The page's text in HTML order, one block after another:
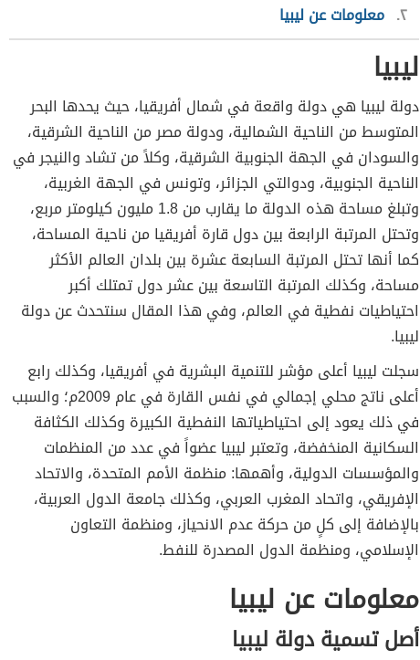
٢ معلومات عن ليبيا
ليبيا
دولة ليبيا هي دولة واقعة في شمال أفريقيا، حيث يحدها البحر
المتوسط من الناحية الشمالية، ودولة مصر من الناحية الشرقية،
والسودان في الجهة الجنوبية الشرقية، وكلاً من تشاد والنيجر في
الناحية الجنوبية، ودوالتي الجزائر، وتونس في الجهة الغربية،
وتبلغ مساحة هذه الدولة ما يقارب من 1.8 مليون كيلومتر مربع،
وتحتل المرتبة الرابعة بين دول قارة أفريقيا من ناحية المساحة،
كما أنها تحتل المرتبة السابعة عشرة بين بلدان العالم الأكثر
مساحة، وكذلك المرتبة التاسعة بين عشر دول تمتلك أكبر
احتياطيات نفطية في العالم، وفي هذا المقال سنتحدث عن دولة
ليبيا.
سجلت ليبيا أعلى مؤشر للتنمية البشرية في أفريقيا، وكذلك رابع
أعلى ناتج محلي إجمالي في نفس القارة في عام 2009م؛ والسبب
في ذلك يعود إلى احتياطياتها النفطية الكبيرة وكذلك الكثافة
السكانية المنخفضة، وتعتبر ليبيا عضواً في عدد من المنظمات
والمؤسسات الدولية، وأهمها: منظمة الأمم المتحدة، والاتحاد
الإفريقي، واتحاد المغرب العربي، وكذلك جامعة الدول العربية،
بالإضافة إلى كلٍ من حركة عدم الانحياز، ومنظمة التعاون
الإسلامي، ومنظمة الدول المصدرة للنفط.
معلومات عن ليبيا
أصل تسمية دولة ليبيا